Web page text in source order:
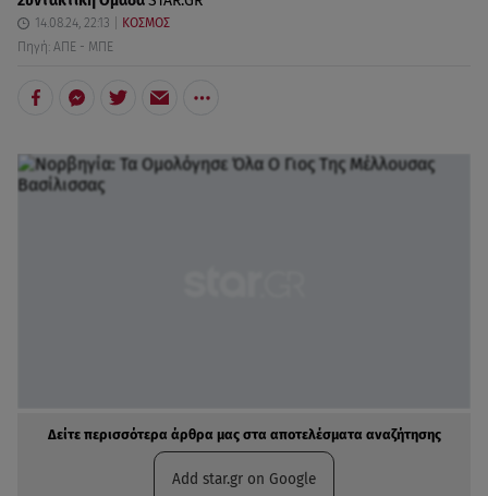
14.08.24, 22:13
ΚΟΣΜΟΣ
Πηγή: ΑΠΕ - ΜΠΕ
Δείτε περισσότερα άρθρα μας στα αποτελέσματα αναζήτησης
Add star.gr on Google